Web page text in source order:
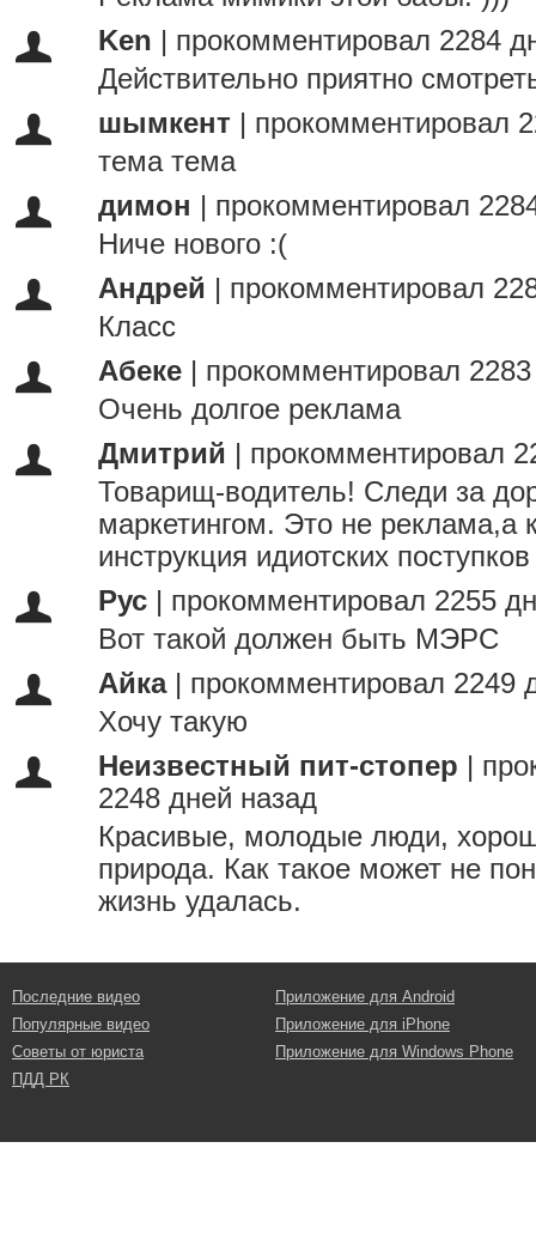
Ken
прокомментировал 2284
Действительно приятно
шымкент
прокомментировал
тема тема
димон
прокомментировал
Ниче нового :(
Андрей
прокомментировал
Класс
Абеке
прокомментировал
Очень долгое реклама
Дмитрий
прокомментировал
Товарищ-водитель! Следи за
маркетингом. Это не реклама,а
инструкция идиотских
Рус
прокомментировал 2255
Вот такой должен быть МЭРС
Айка| прокомментировал 2249
Хочу такую
Неизвестный пит-стопер
2248 дней назад
Красивые, молодые люди,
природа. Как такое может не
жизнь удалась.
Последние видео
Популярные видео
Советы от юриста
ПДД РК
Приложение для Android
Приложение для iPhone
Приложение для Windows Phone